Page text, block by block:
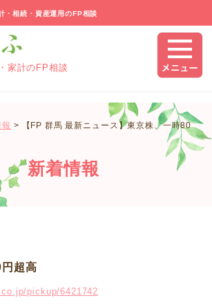
・相続・資産運用のFP相談
家計のFP相談
> 【FP 群馬 最新ニュース】東京株、一時80
新着情報
超高
pickup/6421742